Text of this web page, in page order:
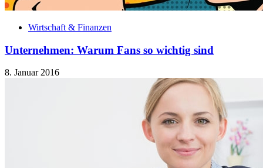
Wirtschaft & Finanzen
Unternehmen: Warum Fans so wichtig sind
8. Januar 2016